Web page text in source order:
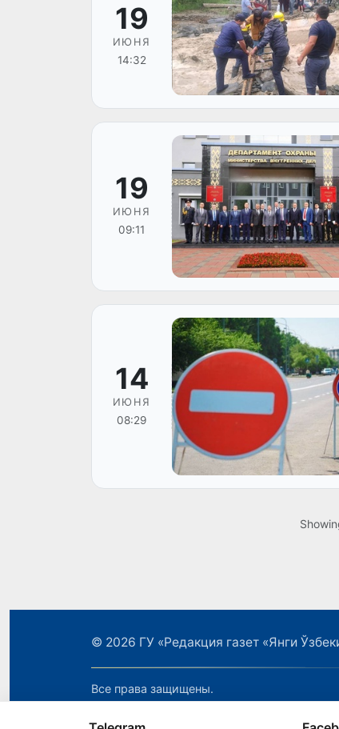
19
ИЮНЯ
14:32
19
ИЮНЯ
09:11
14
ИЮНЯ
08:29
© 2026 ГУ «Редакция газет «Янги
Все права защищены.